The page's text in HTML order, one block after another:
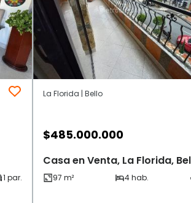
La Florida | Bello
$485.000.000
Casa en Venta, La Florida,